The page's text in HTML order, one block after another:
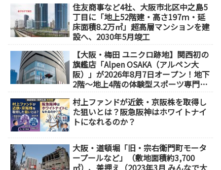
住友商事など4社、大阪市北区中之島5
丁目に「地上52階建・高さ197ｍ・延
床面積8.2万㎡」超高層マンションを建
設へ、2030年5月竣工
【大阪・梅田 ユニクロ跡地】関西初の
旗艦店「Alpen OSAKA（アルペン大
阪）」が2026年8月7日オープン！地下
2階～地上4階の体験型スポーツ専門店
村上ファンドが近鉄・京阪株を取得し
た狙いとは？阪急阪神はホワイトナイ
トになれるのか？
大阪・道頓堀「旧・宗右衛門町モータ
ープールなど」（敷地面積約3,700
㎡）、差押え（2023年3月 みんなで大